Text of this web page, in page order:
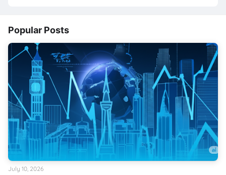
Popular Posts
July 10, 2026